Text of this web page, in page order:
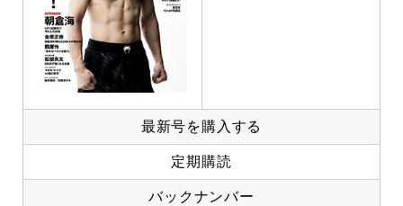
最新号を購入する
定期購読
バックナンバー